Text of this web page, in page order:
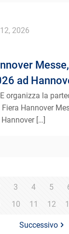
2026
ad
organizza la
Hannover
[…]
3 4 5
10 11 12
Successivo